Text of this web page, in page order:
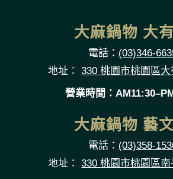
大麻鍋物 大
電話： (03)346-
地址：330 桃園市桃園區
營業時間：
大麻鍋物 藝
電話： (03)358-
地址：330 桃園市桃園區